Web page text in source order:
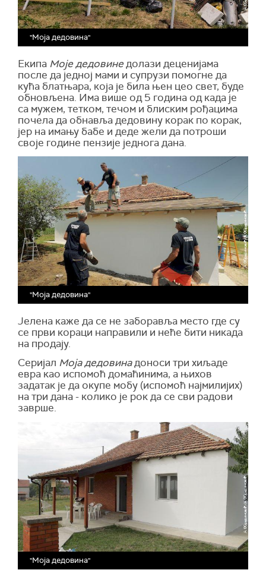
"Моја дедовина"
Екипа Моје дедовинедолази деценијама
после да једној мами и супрузи помогне да
кућа блатњара, која је била њен цео свет, буде
обновљена. Има више од 5 година од када је
са мужем, тетком, течом и блиским рођацима
почела да обнавља дедовину корак по корак,
јер на имању бабе и деде жели да потроши
своје године пензије једнога дана.
"Моја дедовина"
Јелена каже да се не заборавља место где су
се први кораци направили и неће бити никада
на продају.
Серијал Моја дедовинадоноси три хиљаде
евра као испомоћ домаћинима, а њихов
задатак је да окупе мобу (испомоћ најмилијих)
на три дана - колико је рок да се сви радови
заврше.
"Моја дедовина"